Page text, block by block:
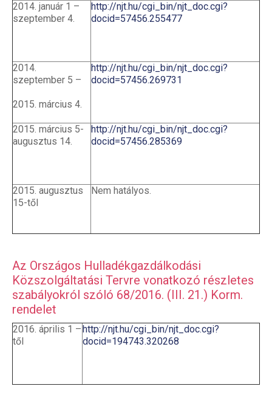
2014. január 1 –
szeptember 4.
http://njt.hu/cgi_bin/njt_doc.cgi?
docid=57456.255477
2014.
szeptember 5 –
2015. március 4.
http://njt.hu/cgi_bin/njt_doc.cgi?
docid=57456.269731
2015. március 5-
augusztus 14.
http://njt.hu/cgi_bin/njt_doc.cgi?
docid=57456.285369
2015. augusztus
15-től
Nem hatályos.
Az Országos Hulladékgazdálkodási
Közszolgáltatási Tervre vonatkozó részletes
szabályokról szóló 68/2016. (III. 21.) Korm.
rendelet
2016. április 1 –
től
http://njt.hu/cgi_bin/njt_doc.cgi?
docid=194743.320268